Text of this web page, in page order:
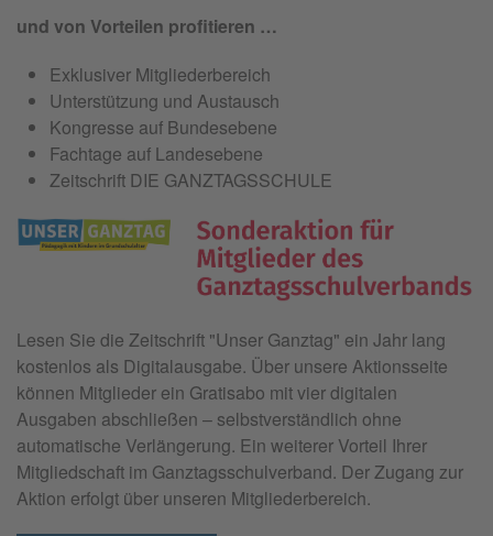
und von Vorteilen profitieren …
Exklusiver Mitgliederbereich
Unterstützung und Austausch
Kongresse auf Bundesebene
Fachtage auf Landesebene
Zeitschrift DIE GANZTAGSSCHULE
Lesen Sie die Zeitschrift "Unser Ganztag" ein Jahr lang
kostenlos als Digitalausgabe. Über unsere Aktionsseite
können Mitglieder ein Gratisabo mit vier digitalen
Ausgaben abschließen – selbstverständlich ohne
automatische Verlängerung. Ein weiterer Vorteil Ihrer
Mitgliedschaft im Ganztagsschulverband. Der Zugang zur
Aktion erfolgt über unseren Mitgliederbereich.